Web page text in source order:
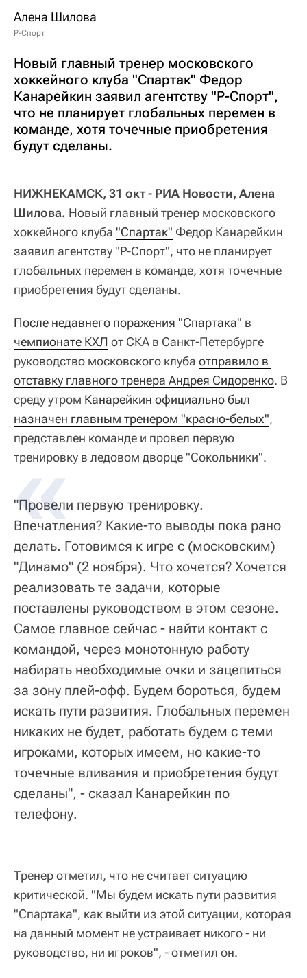
Алена Шилова
Р-Спорт
Новый главный тренер московского
хоккейного клуба "Спартак" Федор
Канарейкин заявил агентству "Р-Спорт",
что не планирует глобальных перемен в
команде, хотя точечные приобретения
будут сделаны.
НИЖНЕКАМСК, 31 окт - РИА Новости, Алена
Шилова. Новый главный тренер московского
хоккейного клуба "Спартак" Федор Канарейкин
заявил агентству "Р-Спорт", что не планирует
глобальных перемен в команде, хотя точечные
приобретения будут сделаны.
После недавнего поражения "Спартака" в
чемпионате КХЛ от СКА в Санкт-Петербурге
руководство московского клуба отправило в
отставку главного тренера Андрея Сидоренко. В
среду утром Канарейкин официально был
назначен главным тренером "красно-белых",
представлен команде и провел первую
тренировку в ледовом дворце "Сокольники".
"Провели первую тренировку.
Впечатления? Какие-то выводы пока рано
делать. Готовимся к игре с (московским)
"Динамо" (2 ноября). Что хочется? Хочется
реализовать те задачи, которые
поставлены руководством в этом сезоне.
Самое главное сейчас - найти контакт с
командой, через монотонную работу
набирать необходимые очки и зацепиться
за зону плей-офф. Будем бороться, будем
искать пути развития. Глобальных перемен
никаких не будет, работать будем с теми
игроками, которых имеем, но какие-то
точечные вливания и приобретения будут
сделаны", - сказал Канарейкин по
телефону.
Тренер отметил, что не считает ситуацию
критической. "Мы будем искать пути развития
"Спартака", как выйти из этой ситуации, которая
на данный момент не устраивает никого - ни
руководство, ни игроков", - отметил он.